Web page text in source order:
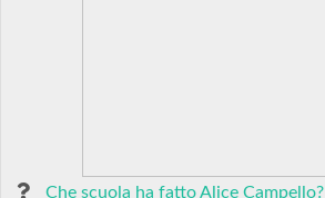
Che scuola ha fatto Alice Campello?